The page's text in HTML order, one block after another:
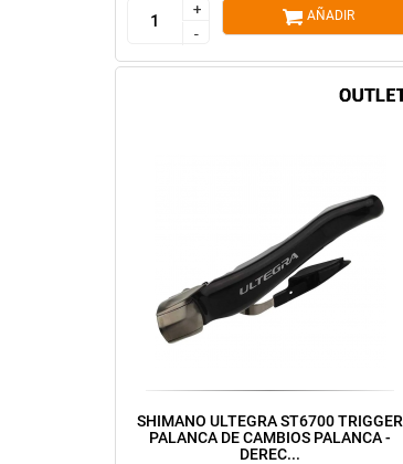
+
-
+
-
AÑADIR
SHIMANO ULTEGRA ST6700 TRIGGER
PALANCA DE CAMBIOS PALANCA -
DEREC...